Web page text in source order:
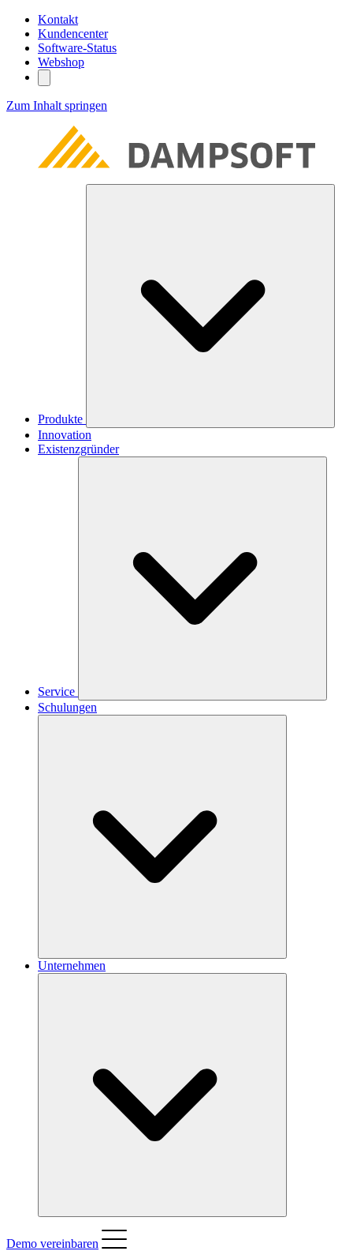
Kontakt
Kundencenter
Software-Status
Webshop
Zum Inhalt springen
Produkte
Innovation
Existenzgründer
Service
Schulungen
Unternehmen
Demo vereinbaren